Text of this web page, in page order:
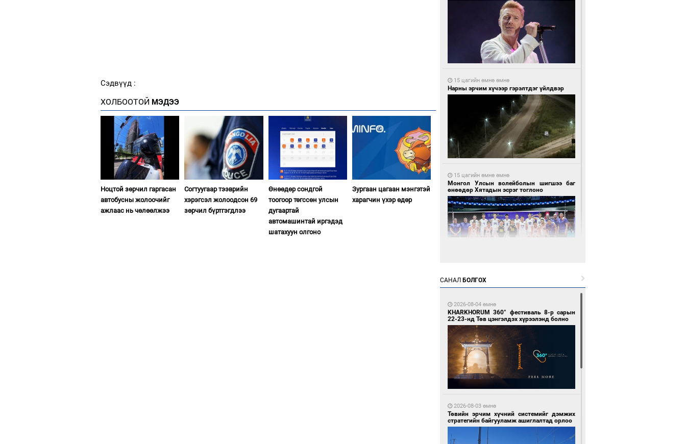
Сэдвүүд :
ХОЛБООТОЙ МЭДЭЭ
Ноцтой зөрчил гаргасан
автобусны жолоочийг
ажлаас нь чөлөөлжээ
Согтуугаар тээврийн
хэрэгсэл жолоодсон 69
зөрчил бүртгэгдлээ
Өнөөдөр сондгой
тоогоор төгссөн улсын
дугаартай
автомашинтай иргэдэд
шатахуун олгоно
Зургаан цагаан мэнгэтэй
харагчин үхэр өдөр
15 цагийн өмнө өмнө
Нарны эрчим хүчээр гэрэлтдэг үйлдвэр
15 цагийн өмнө өмнө
Монгол Улсын волейболын шигшээ баг
өнөөдөр Хятадын эсрэг тоглоно
16 цагийн өмнө өмнө
САНАЛ БОЛГОХ
2026-08-04 өмнө
KHARKHORUM 360° фестиваль 8-р сарын
22-23-нд Төв цэнгэлдэх хүрээлэнд болно
2026-08-03 өмнө
Төвийн эрчим хүчний системийг дэмжих
стратегийн байгууламж ашиглалтад орлоо